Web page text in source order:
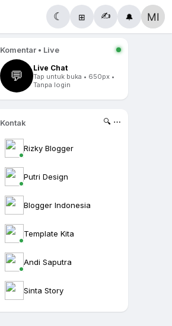
☾ ⊞ ✍️ 🔔
Komentar • Live
💬
Live Chat
Tap untuk buka • 650px •
Tanpa login
Kontak 🔍 ⋯
Rizky Blogger
Putri Design
Blogger Indonesia
Template Kita
Andi Saputra
Sinta Story